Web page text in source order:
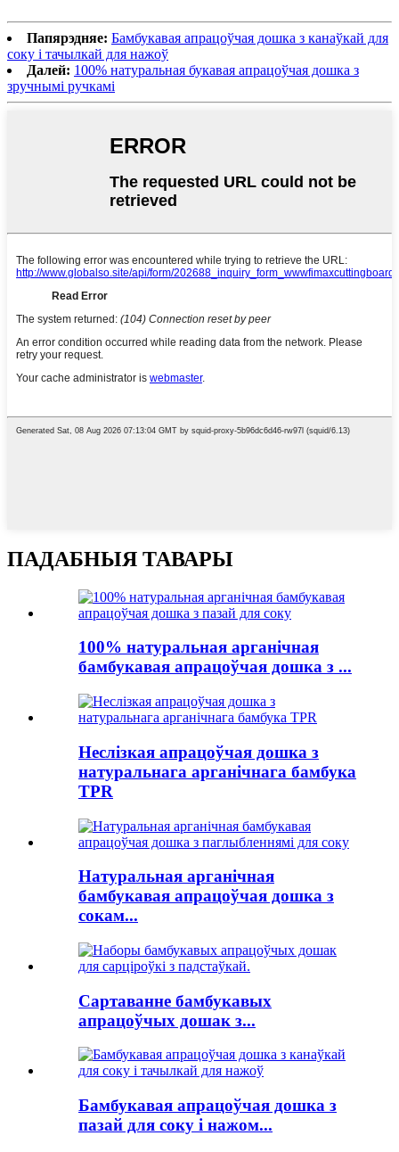
Папярэдняе: Бамбукавая апрацоўчая дошка з канаўкай для
соку і тачылкай для нажоў
Далей: 100% натуральная букавая апрацоўчая дошка з
зручнымі ручкамі
ПАДАБНЫЯ ТАВАРЫ
100% натуральная арганічная
бамбукавая апрацоўчая дошка з ...
Неслізкая апрацоўчая дошка з
натуральнага арганічнага бамбука
TPR
Натуральная арганічная
бамбукавая апрацоўчая дошка з
сокам...
Сартаванне бамбукавых
апрацоўчых дошак з...
Бамбукавая апрацоўчая дошка з
пазай для соку і нажом...